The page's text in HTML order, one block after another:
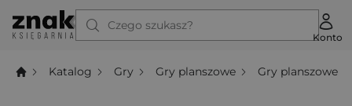
Czego szukasz?
Konto
Katalog Gry Gry planszowe Gry planszowe